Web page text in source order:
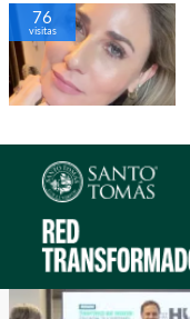
76
visitas